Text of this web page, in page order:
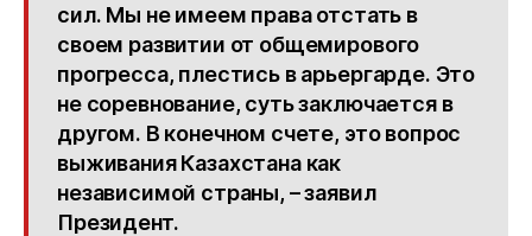
сил. Мы не имеем права отстать в
своем развитии от общемирового
прогресса, плестись в арьергарде. Это
не соревнование, суть заключается в
другом. В конечном счете, это вопрос
выживания Казахстана как
независимой страны, – заявил
Президент.